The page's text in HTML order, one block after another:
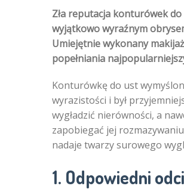
Zła reputacja konturówek
wyjątkowo wyraźnym
Umiejętnie wykonany
popełniania
Konturówkę do ust
wyrazistości i był
wygładzić nierówności, a
zapobiegać jej
nadaje twarzy surowego
1. Odpowiedni